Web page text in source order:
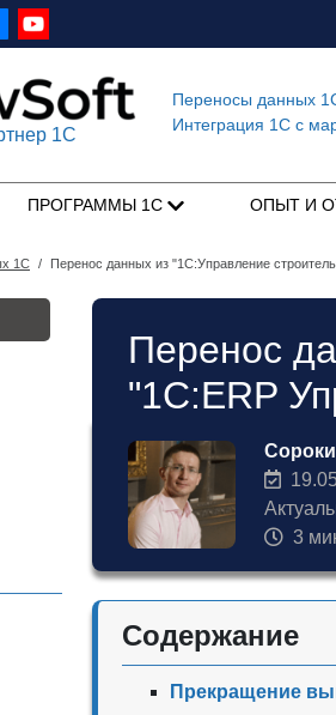
1С
Переносы данных
Интеграция 1C с
ПРОГРАММЫ 1С ОПЫТ И
1С / Перенос данных из "1С:Управление
Перенос
"1C:ERP
3
Содержание
Прекращение